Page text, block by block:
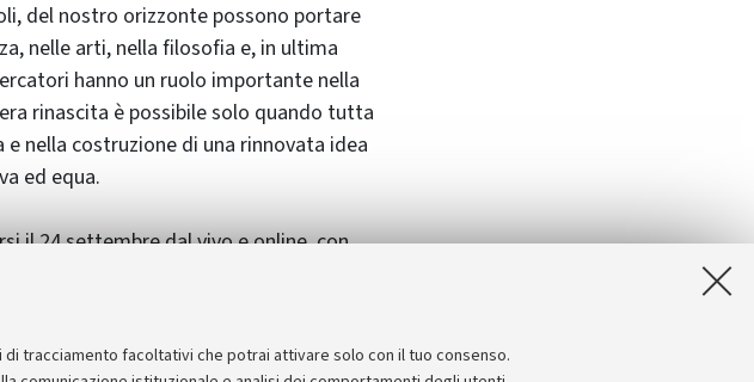
tracciamento facoltativi che potrai attivare solo con il tuo consenso.
del nostro orizzonte possono portare
nelle arti, nella filosofia e, in ultima
hanno un ruolo importante nella
rinascita è possibile solo quando tutta
nella costruzione di una rinnovata idea
ed equa.
il 24 settembre dal vivo e online, con
già visitata lo scorso anno da